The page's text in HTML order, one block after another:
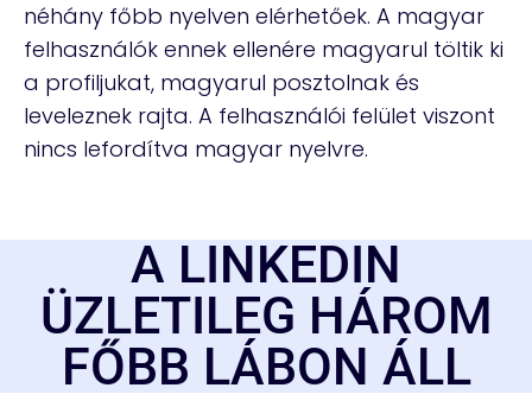
néhány főbb nyelven elérhetőek. A magyar
felhasználók ennek ellenére magyarul töltik ki
a profiljukat, magyarul posztolnak és
leveleznek rajta. A felhasználói felület viszont
nincs lefordítva magyar nyelvre.
A LINKEDIN
ÜZLETILEG HÁROM
FŐBB LÁBON ÁLL